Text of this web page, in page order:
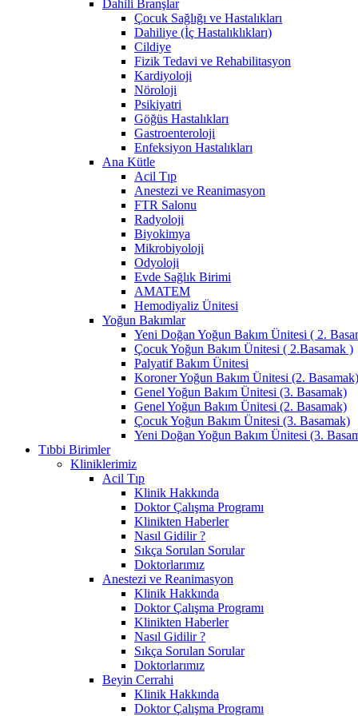
Dahili Branşlar
Çocuk Sağlığı ve Hastalıkları
Dahiliye (İç Hastalıklıkları)
Cildiye
Fizik Tedavi ve Rehabilitasyon
Kardiyoloji
Nöroloji
Psikiyatri
Göğüs Hastalıkları
Gastroenteroloji
Enfeksiyon Hastalıkları
Ana Kütle
Acil Tıp
Anestezi ve Reanimasyon
FTR Salonu
Radyoloji
Biyokimya
Mikrobiyoloji
Odyoloji
Evde Sağlık Birimi
AMATEM
Hemodiyaliz Ünitesi
Yoğun Bakımlar
Yeni Doğan Yoğun Bakım Ünitesi ( 2.
Çocuk Yoğun Bakım Ünitesi ( 2.Basamak )
Palyatif Bakım Ünitesi
Koroner Yoğun Bakım Ünitesi (2. Basamak)
Genel Yoğun Bakım Ünitesi (3. Basamak)
Genel Yoğun Bakım Ünitesi (2. Basamak)
Çocuk Yoğun Bakım Ünitesi (3. Basamak)
Yeni Doğan Yoğun Bakım Ünitesi (3.
Tıbbi Birimler
Kliniklerimiz
Acil Tıp
Klinik Hakkında
Doktor Çalışma Programı
Klinikten Haberler
Nasıl Gidilir ?
Sıkça Sorulan Sorular
Doktorlarımız
Anestezi ve Reanimasyon
Klinik Hakkında
Doktor Çalışma Programı
Klinikten Haberler
Nasıl Gidilir ?
Sıkça Sorulan Sorular
Doktorlarımız
Beyin Cerrahi
Klinik Hakkında
Doktor Çalışma Programı